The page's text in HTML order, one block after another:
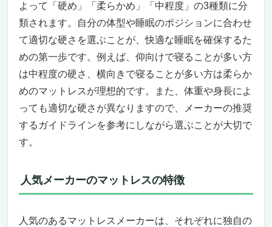
よって「硬め」「柔らかめ」「中程度」の3種類に分
類されます。自分の体型や睡眠のポジションに合わせ
て適切な硬さを選ぶことが、快適な睡眠を確保するた
めの第一歩です。例えば、仰向けで寝ることが多い方
は中程度の硬さ、横向きで寝ることが多い方は柔らか
めのマットレスが理想的です。また、体重や身長によ
っても適切な硬さが異なりますので、メーカーの推奨
するガイドラインを参考にしながら選ぶことが大切で
す。
人気メーカーのマットレスの特徴
人気のあるマットレスメーカーは、それぞれに独自の